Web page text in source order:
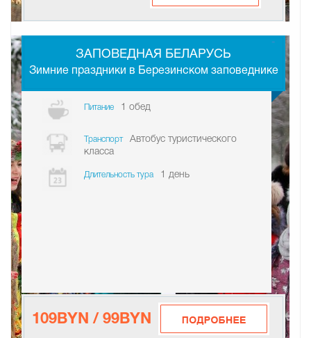
ЗАПОВЕДНАЯ БЕЛАРУСЬ
Зимние праздники в Березинском заповеднике
Питание 1 обед
Транспорт
Автобус туристического
класса
Длительность тура 1 день
109BYN / 99BYN
-